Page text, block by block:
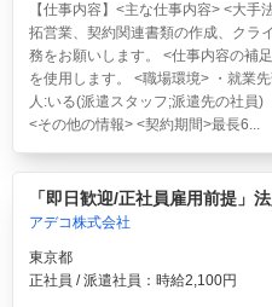
【仕事内容】<主な仕事内容> <大
拓営業、契約関連書類の作成、クラ
務をお願いします。 <仕事内容の補
を使用します。 <職場環境> ・就業
人:いる(派遣スタッフ;派遣先の社員
<その他の情報> <契約期間>最長6...
「即日歓迎/正社員雇用前提」
アデコ株式会社
東京都
正社員 / 派遣社員：時給2,100円